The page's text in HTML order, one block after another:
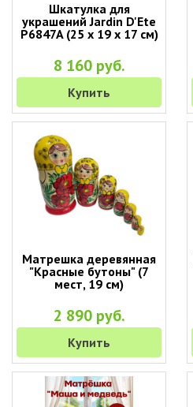
Шкатулка для
украшений Jardin D'Ete
P6847A (25 х 19 х 17 см)
8 160 руб.
Купить
Матрешка деревянная
"Красные бутоны" (7
мест, 19 см)
2 890 руб.
Купить